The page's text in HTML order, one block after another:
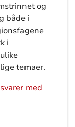
og
både i
i
temaer.
med